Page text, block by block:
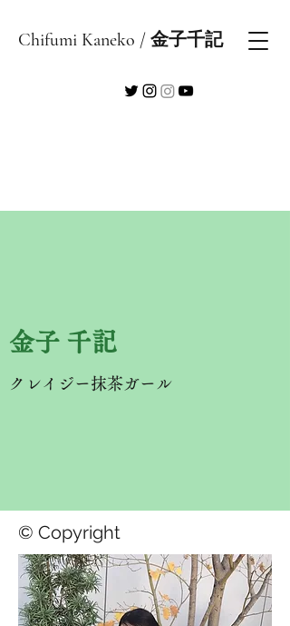
Chifumi Kaneko / 金子千記
​金子 千記
クレイジー抹茶ガール
© Copyright